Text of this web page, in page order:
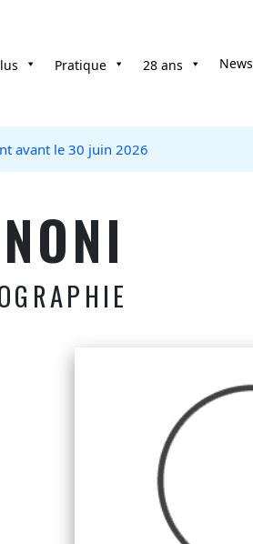
Pratique 28 ans News
avant le 30 juin 2026